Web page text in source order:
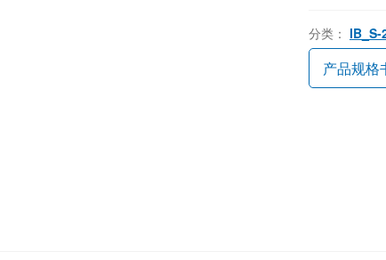
分类： IB_S-
产品规格